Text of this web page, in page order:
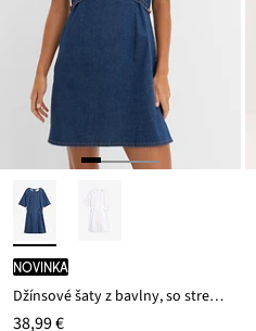
novinka
Džínsové šaty z bavlny, so strečom
38,99 €